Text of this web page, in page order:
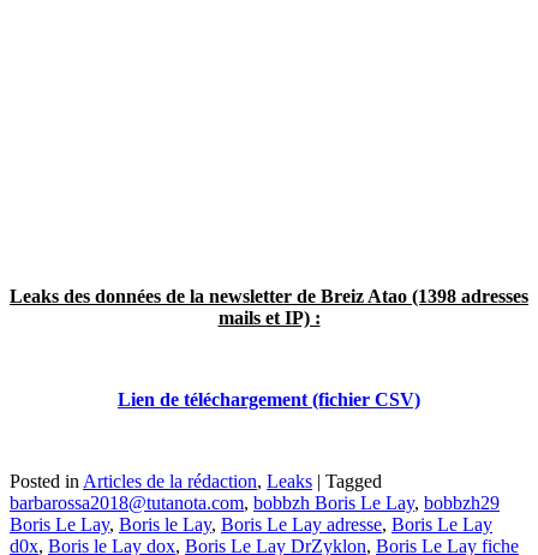
Leaks des données de la newsletter de Breiz Atao (1398 adresses
mails et IP) :
Lien de téléchargement (fichier CSV)
Posted in Articles de la rédaction, Leaks | Tagged
barbarossa2018@tutanota.com, bobbzh Boris Le Lay, bobbzh29
Boris Le Lay, Boris le Lay, Boris Le Lay adresse, Boris Le Lay
d0x, Boris le Lay dox, Boris Le Lay DrZyklon, Boris Le Lay fiche